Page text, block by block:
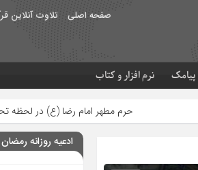
صفحه اصلی تلاوت آنلاین
پیامک نرم افزار و کتاب
امام رضا (ع) در لحظه تحویل سال مصرف
ادعیه روزانه رمضان